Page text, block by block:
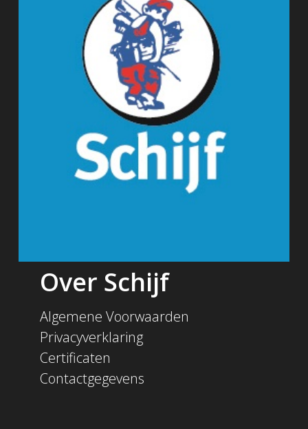
Over Schijf
Algemene Voorwaarden
Privacyverklaring
Certificaten
Contactgegevens